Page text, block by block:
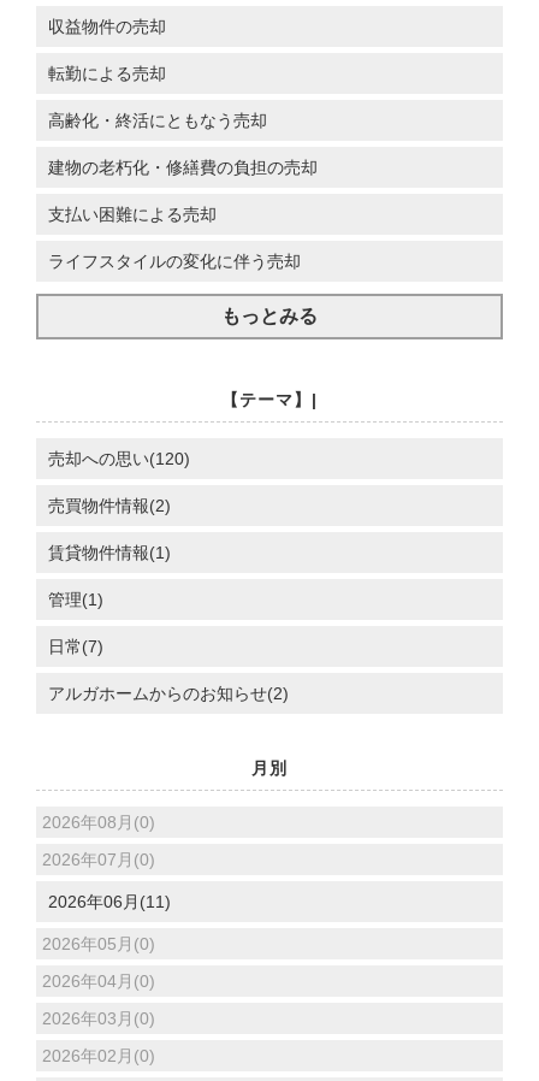
収益物件の売却
転勤による売却
高齢化・終活にともなう売却
建物の老朽化・修繕費の負担の売却
支払い困難による売却
ライフスタイルの変化に伴う売却
もっとみる
【テーマ】|
売却への思い(120)
売買物件情報(2)
賃貸物件情報(1)
管理(1)
日常(7)
アルガホームからのお知らせ(2)
月別
2026年08月(0)
2026年07月(0)
2026年06月(11)
2026年05月(0)
2026年04月(0)
2026年03月(0)
2026年02月(0)